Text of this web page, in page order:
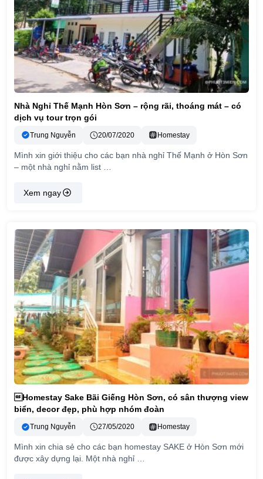
Nhà Nghỉ Thế Mạnh Hòn Sơn – rộng rãi, thoáng mát – có
dịch vụ tour trọn gói
Trung Nguyễn 20/07/2020 Homestay
Mình xin giới thiệu cho các bạn nhà nghỉ Thế Mạnh ở Hòn Sơn
– một nhà nghỉ nằm list …
Xem ngay
Homestay Sake Bãi Giếng Hòn Sơn, có sân thượng view
biển, decor đẹp, phù hợp nhóm đoàn
Trung Nguyễn 27/05/2020 Homestay
Mình xin chia sẻ cho các bạn homestay SAKE ở Hòn Sơn mới
được xây dựng lại. Một nhà nghỉ …